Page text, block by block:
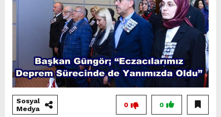
Sosyal
Medya
0
0